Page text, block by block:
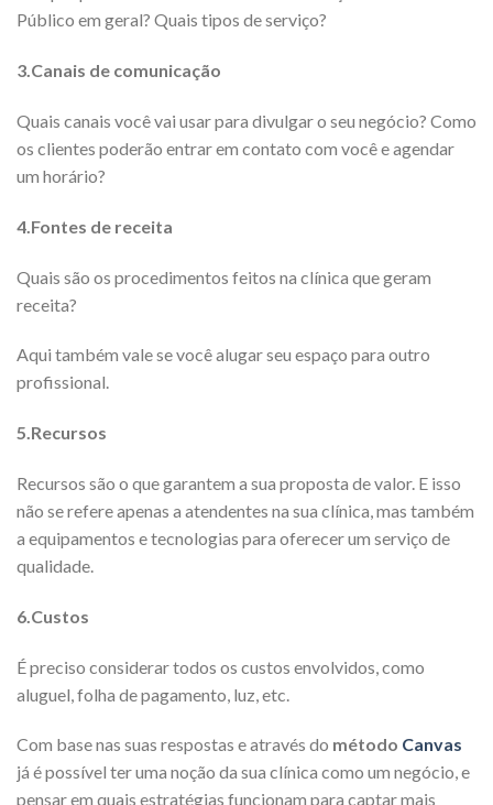
Público em geral? Quais tipos de serviço?
3.Canais de comunicação
Quais canais você vai usar para divulgar o seu negócio? Como
os clientes poderão entrar em contato com você e agendar
um horário?
4.Fontes de receita
Quais são os procedimentos feitos na clínica que geram
receita?
Aqui também vale se você alugar seu espaço para outro
profissional.
5.Recursos
Recursos são o que garantem a sua proposta de valor. E isso
não se refere apenas a atendentes na sua clínica, mas também
a equipamentos e tecnologias para oferecer um serviço de
qualidade.
6.Custos
É preciso considerar todos os custos envolvidos, como
aluguel, folha de pagamento, luz, etc.
Com base nas suas respostas e através do método Canvas
já é possível ter uma noção da sua clínica como um negócio, e
pensar em quais estratégias funcionam para captar mais